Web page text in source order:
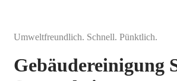
Umweltfreundlich. Schnell. Pünktlich.
Gebäudereinigung